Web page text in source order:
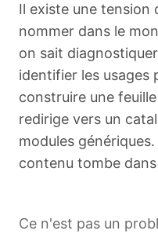
Il existe une tension
nommer dans le
on sait
identifier les usages
construire une
redirige vers un
modules
contenu tombe
Ce n'est pas un